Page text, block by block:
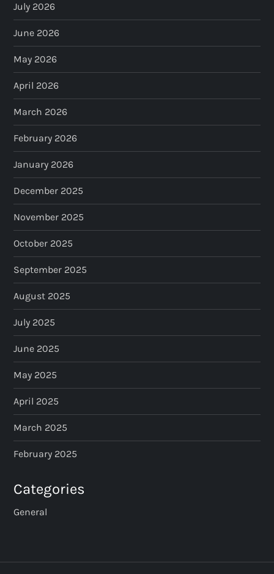
July 2026
June 2026
May 2026
April 2026
March 2026
February 2026
January 2026
December 2025
November 2025
October 2025
September 2025
August 2025
July 2025
June 2025
May 2025
April 2025
March 2025
February 2025
Categories
General